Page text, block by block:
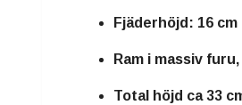
Fjäderhöjd: 16 cm
Ram i massiv furu,
Total höjd ca 33